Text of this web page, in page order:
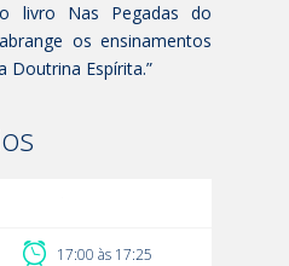
livro Nas Pegadas do
os ensinamentos
Doutrina Espírita.”
17:00 às 17:25